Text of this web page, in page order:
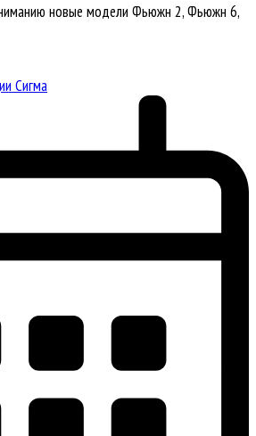
новые модели Фьюжн 2, Фьюжн 6,